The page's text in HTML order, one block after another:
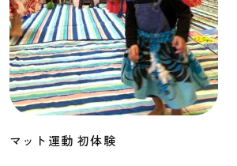
マット運動 初体験